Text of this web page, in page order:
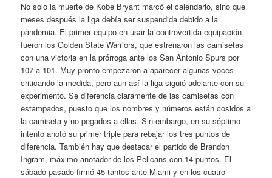
No solo la muerte de Kobe Bryant marcó el calendario, sino que
meses después la liga debía ser suspendida debido a la
pandemia. El primer equipo en usar la controvertida equipación
fueron los Golden State Warriors, que estrenaron las camisetas
con una victoria en la prórroga ante los San Antonio Spurs por
107 a 101. Muy pronto empezaron a aparecer algunas voces
criticando la medida, pero aun así la liga siguió adelante con su
experimento. Se diferencia claramente de las camisetas con
estampados, puesto que los nombres y números están cosidos a
la camiseta y no pegados a ellas. Sin embargo, en su séptimo
intento anotó su primer triple para rebajar los tres puntos de
diferencia. También hay que destacar el partido de Brandon
Ingram, máximo anotador de los Pelicans con 14 puntos. El
sábado pasado firmó 45 tantos ante Miami y en los cuatro